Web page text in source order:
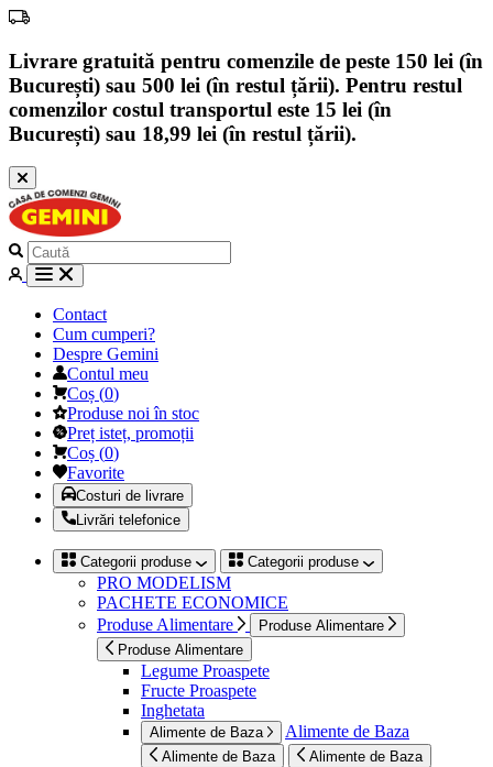
Livrare gratuită pentru comenzile de peste 150 lei (în
București) sau 500 lei (în restul țării). Pentru restul
comenzilor costul transportul este 15 lei (în
București) sau 18,99 lei (în restul țării).
Contact
Cum cumperi?
Despre Gemini
Contul meu
Coș (0)
Produse noi în stoc
Preț isteț, promoții
Coș (0)
Favorite
Costuri de livrare
Livrări telefonice
Categorii produse Categorii produse
PRO MODELISM
PACHETE ECONOMICE
Produse Alimentare
Produse Alimentare
Produse Alimentare
Legume Proaspete
Fructe Proaspete
Inghetata
Alimente de Baza Alimente de Baza
Alimente de Baza Alimente de Baza